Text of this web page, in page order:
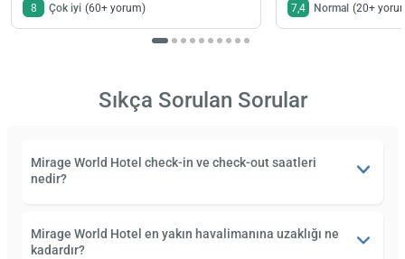
8 Çok iyi (60+ yorum) 7,4 Normal (20+
Sıkça Sorulan Sorular
Mirage World Hotel check-in ve check-out saatleri
nedir?
Mirage World Hotel en yakın havalimanına uzaklığı ne
kadardır?